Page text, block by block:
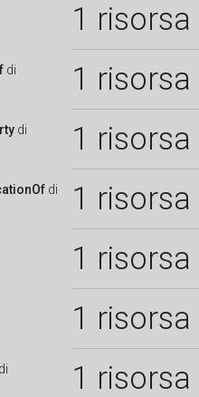
1 risorsa
di 1 risorsa
di 1 risorsa
di 1 risorsa
1 risorsa
1 risorsa
di 1 risorsa